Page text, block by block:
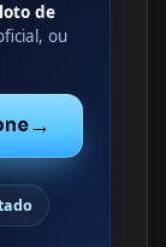
de
ou
→